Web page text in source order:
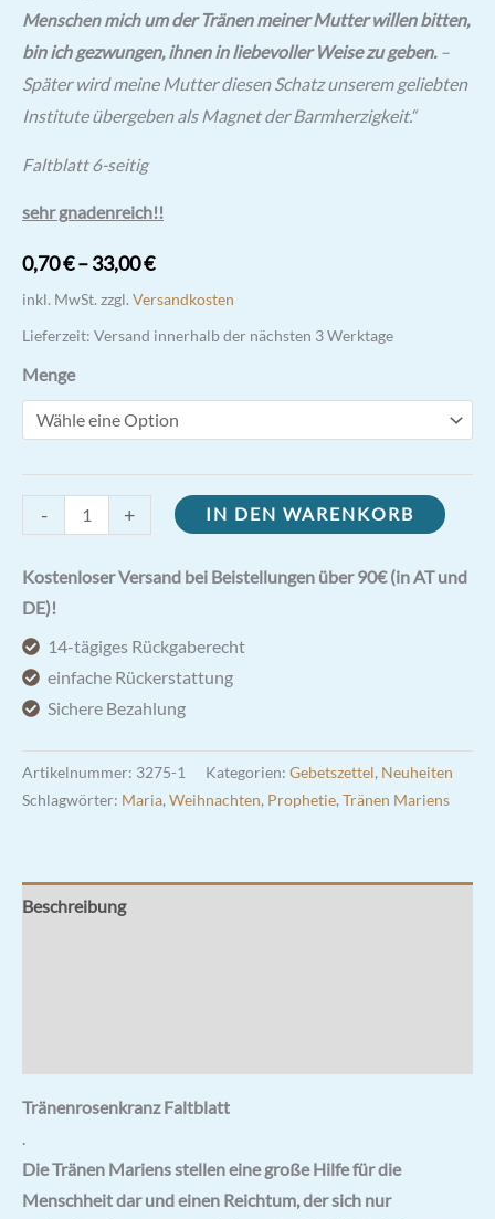
Menschen michum der Tränen meiner Mutter willen bitten,
bin ich gezwungen,ihnen in liebevoller Weise zu geben.–
Später wird meine Mutterdiesen Schatz unserem geliebten
Institute übergeben als Magnetder Barmherzigkeit.“
Faltblatt 6-seitig
sehr gnadenreich!!
0,70€–33,00€
inkl. MwSt. zzgl. Versandkosten
Lieferzeit: Versand innerhalb der nächsten 3 Werktage
Menge
-
Tränenrosenkranz
Faltblatt
Menge
+ IN DEN WARENKORB
Kostenloser Versand bei Beistellungen über 90€ (in AT und
DE)!
14-tägiges Rückgaberecht
einfache Rückerstattung
Sichere Bezahlung
Artikelnummer: 3275-1 Kategorien: Gebetszettel, Neuheiten
Schlagwörter: Maria,Weihnachten, Prophetie,Tränen Mariens
Beschreibung
Tränenrosenkranz Faltblatt
.
Die Tränen Mariens stellen eine große Hilfe für die
Menschheit dar und einen Reichtum, der sich nur